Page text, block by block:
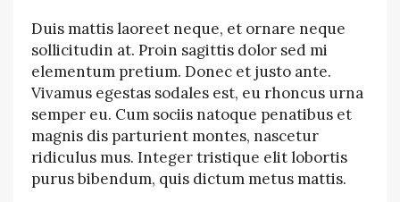
Duis mattis laoreet neque, et ornare neque
sollicitudin at. Proin sagittis dolor sed mi
elementum pretium. Donec et justo ante.
Vivamus egestas sodales est, eu rhoncus urna
semper eu. Cum sociis natoque penatibus et
magnis dis parturient montes, nascetur
ridiculus mus. Integer tristique elit lobortis
purus bibendum, quis dictum metus mattis.